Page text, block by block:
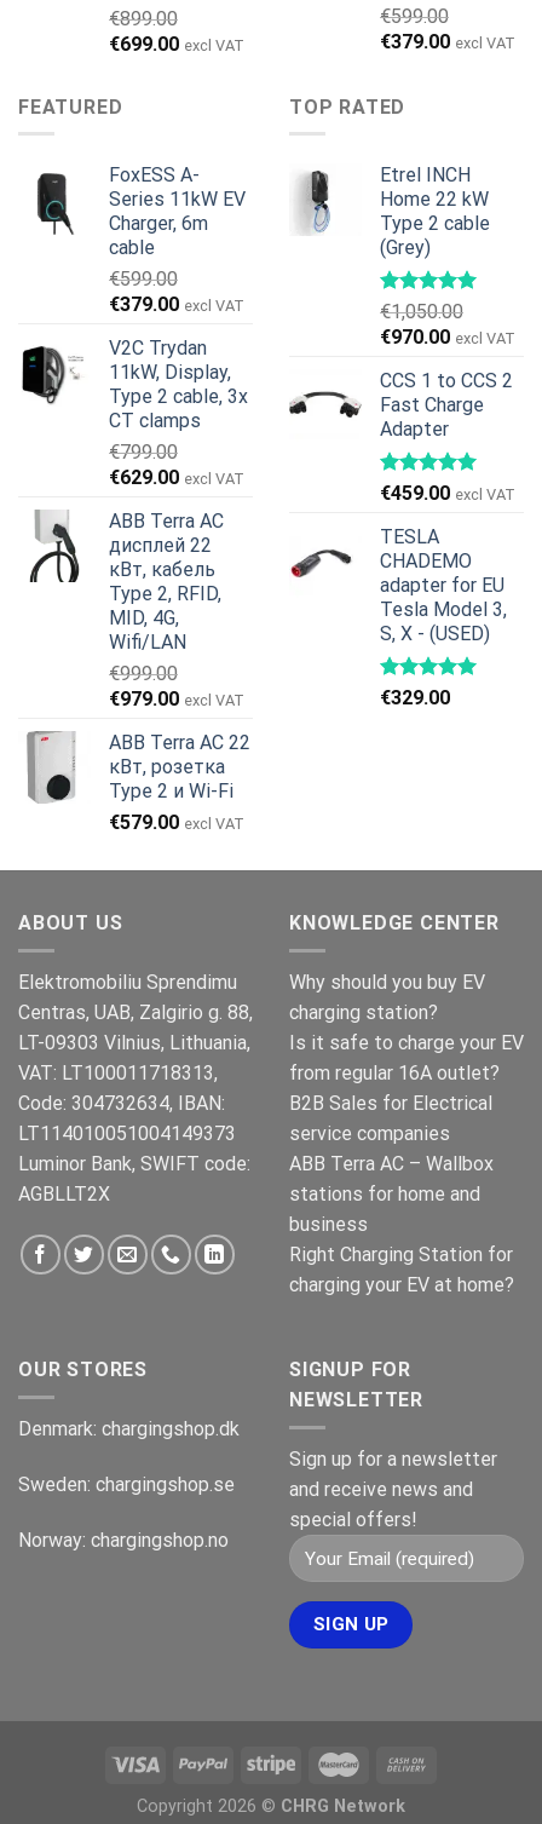
€899.00
Первоначальная
составляла
€899.00.
€699.00Текущая
excl VAT
€599.00
Первоначальная
€599.00.
€379.00Текущая
excl VAT
FEATURED
FoxESS A-
Series 11kW EV
Charger, 6m
cable
€599.00
Первоначальная
составляла
€599.00.
€379.00Текущая
€379.00.
excl VAT
V2C Trydan
11kW, Display,
Type 2 cable, 3x
CT clamps
€799.00
Первоначальная
составляла
€799.00.
€629.00Текущая
€629.00.
excl VAT
ABB Terra AC
дисплей 22
кВт, кабель
Type 2, RFID,
MID, 4G,
Wifi/LAN
€999.00
Первоначальная
составляла
€999.00.
€979.00Текущая
€979.00.
excl VAT
ABB Terra AC 22
кВт, розетка
Type 2 и Wi-Fi
€579.00 excl VAT
TOP RATED
Etrel INCH
Home 22 kW
Type 2 cable
(Grey)
€1,050.00
Первоначальная
составляла
€1,050.00.
€970.00Текущая
€970.00.
excl VAT
CCS 1 to CCS 2
Fast Charge
Adapter
€459.00 excl VAT
TESLA
CHADEMO
adapter for EU
Tesla Model 3,
S, X - (USED)
€329.00
ABOUT US
Elektromobiliu Sprendimu
Centras, UAB, Zalgirio g. 88,
LT-09303 Vilnius, Lithuania,
VAT: LT100011718313,
Code: 304732634, IBAN:
LT114010051004149373
Luminor Bank, SWIFT code:
AGBLLT2X
KNOWLEDGE CENTER
Why should you buy EV
charging station?
Is it safe to charge your EV
from regular 16A outlet?
B2B Sales for Electrical
service companies
ABB Terra AC – Wallbox
stations for home and
business
Right Charging Station for
charging your EV at home?
OUR STORES
Denmark: chargingshop.dk
Sweden: chargingshop.se
Norway: chargingshop.no
SIGNUP FOR
NEWSLETTER
Sign up for a newsletter
and receive news and
special offers!
Copyright 2026 © CHRG Network